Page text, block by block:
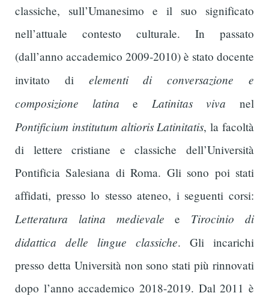
classiche, sull’Umanesimo e il suo significato
nell’attuale contesto culturale. In passato
(dall’anno accademico 2009-2010) è stato docente
invitato di elementi di conversazione e
composizione latina e Latinitas viva nel
Pontificium institutum altioris Latinitatis, la facoltà
di lettere cristiane e classiche dell’Università
Pontificia Salesiana di Roma. Gli sono poi stati
affidati, presso lo stesso ateneo, i seguenti corsi:
Letteratura latina medievale e Tirocinio di
didattica delle lingue classiche. Gli incarichi
presso detta Università non sono stati più rinnovati
dopo l’anno accademico 2018-2019. Dal 2011 è